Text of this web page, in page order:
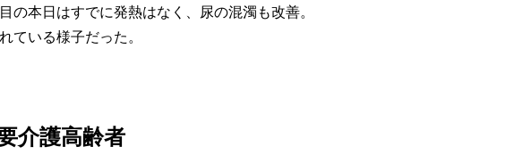
の本日はすでに発熱はなく、尿の混濁も改善。
ている様子だった。
介護高齢者